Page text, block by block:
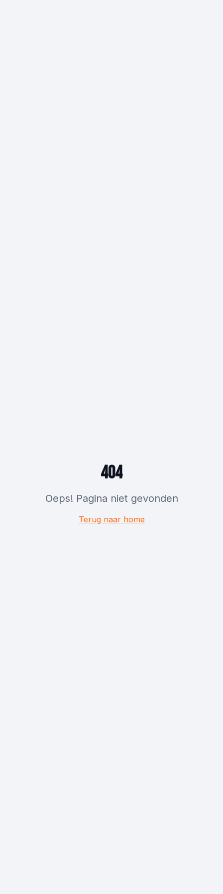
404
Oeps! Pagina niet gevonden
Terug naar home